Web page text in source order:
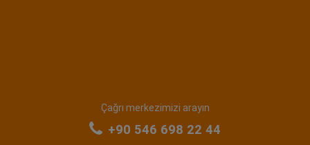
Çağrı merkezimizi arayın
+90 546 698 22 44